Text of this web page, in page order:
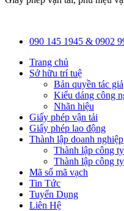
090 145 1945 & 0902
Trang chủ
Sở hữu trí tuệ
Bản quyền tác giả
Kiểu dáng công
Nhãn hiệu
Giấy phép vận tải
Giấy phép lao động
Thành lập doanh nghiệp
Thành lập công
Thành lập công
Mã số mã vạch
Tin Tức
Tuyển Dụng
Liên Hệ